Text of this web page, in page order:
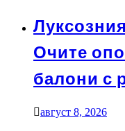
Очите
балони с
август 8, 2026